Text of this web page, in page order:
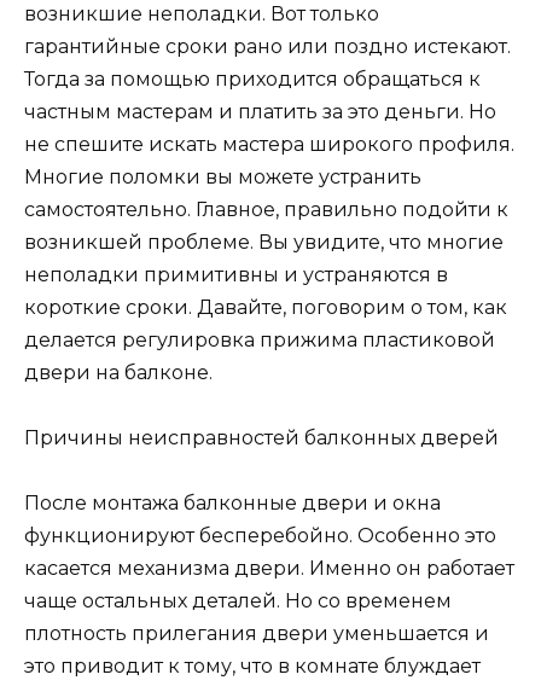
возникшие неполадки. Вот только
гарантийные сроки рано или поздно истекают.
Тогда за помощью приходится обращаться к
частным мастерам и платить за это деньги. Но
не спешите искать мастера широкого профиля.
Многие поломки вы можете устранить
самостоятельно. Главное, правильно подойти к
возникшей проблеме. Вы увидите, что многие
неполадки примитивны и устраняются в
короткие сроки. Давайте, поговорим о том, как
делается регулировка прижима пластиковой
двери на балконе.
Причины неисправностей балконных дверей
После монтажа балконные двери и окна
функционируют бесперебойно. Особенно это
касается механизма двери. Именно он работает
чаще остальных деталей. Но со временем
плотность прилегания двери уменьшается и
это приводит к тому, что в комнате блуждает